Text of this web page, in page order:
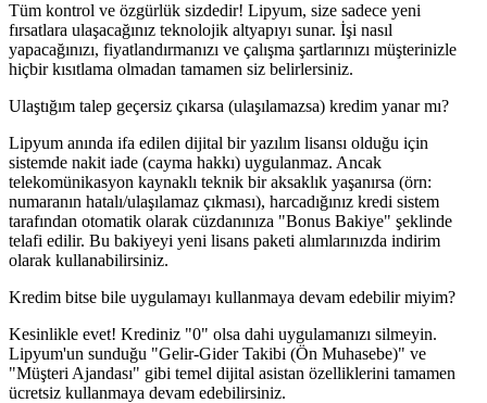
Tüm kontrol ve özgürlük sizdedir! Lipyum, size sadece yeni
fırsatlara ulaşacağınız teknolojik altyapıyı sunar. İşi nasıl
yapacağınızı, fiyatlandırmanızı ve çalışma şartlarınızı müşterinizle
hiçbir kısıtlama olmadan tamamen siz belirlersiniz.
Ulaştığım talep geçersiz çıkarsa (ulaşılamazsa) kredim yanar mı?
Lipyum anında ifa edilen dijital bir yazılım lisansı olduğu için
sistemde nakit iade (cayma hakkı) uygulanmaz. Ancak
telekomünikasyon kaynaklı teknik bir aksaklık yaşanırsa (örn:
numaranın hatalı/ulaşılamaz çıkması), harcadığınız kredi sistem
tarafından otomatik olarak cüzdanınıza "Bonus Bakiye" şeklinde
telafi edilir. Bu bakiyeyi yeni lisans paketi alımlarınızda indirim
olarak kullanabilirsiniz.
Kredim bitse bile uygulamayı kullanmaya devam edebilir miyim?
Kesinlikle evet! Krediniz "0" olsa dahi uygulamanızı silmeyin.
Lipyum'un sunduğu "Gelir-Gider Takibi (Ön Muhasebe)" ve
"Müşteri Ajandası" gibi temel dijital asistan özelliklerini tamamen
ücretsiz kullanmaya devam edebilirsiniz.